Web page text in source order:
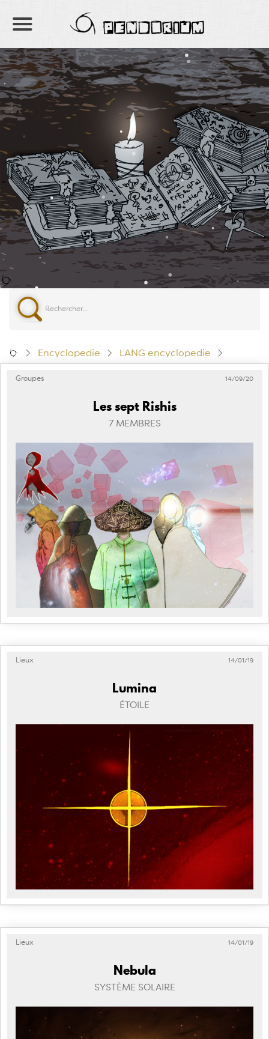
PENDORIUM
Encyclopedie LANG encyclopedie
Groupes 14/09/20
Les sept Rishis
7 MEMBRES
Lieux 14/01/19
Lumina
ÉTOILE
Lieux 14/01/19
Nebula
SYSTÈME SOLAIRE